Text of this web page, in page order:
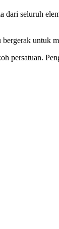
seluruh
untuk
persatuan.